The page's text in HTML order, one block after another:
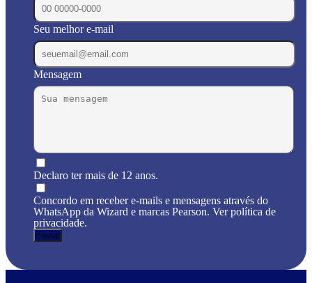
Seu melhor e-mail
Mensagem
Declaro ter mais de 12 anos.
Concordo em receber e-mails e mensagens através do
WhatsApp da Wizard e marcas Pearson. Ver política de
privacidade.